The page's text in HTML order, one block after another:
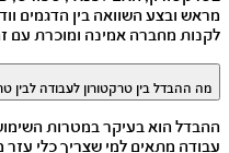
מראש ובצע השוואה בין הדגמים
לקנות מחברה אמינה ומוכרת עם
מה ההבדל בין טרקטורון לעבודה לבין
ההבדל הוא בעיקר במטרות
עבודה מתאים למי שצריך כלי